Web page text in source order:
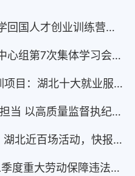
首届湖北省博士后和留学回国人才创业训练营在浙举行
省人社厅党组理论学习中心组第7次集体学习会议举行
20万+岗位、500个培训项目：湖北十大就业服务举措发布！
提高政治站位 强化履职担当 以高质量监督执纪保障人社事业高质量发展
免费职业指导+找工作！湖北近百场活动，快报名！
省人社厅公布2026年二季度重大劳动保障违法行为案件